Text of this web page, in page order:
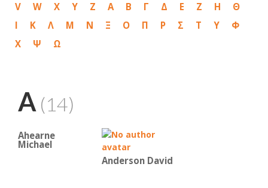
V
W X Y Z Α Β Γ Δ Ε Ζ Η
Θ
Ι
Κ Λ Μ Ν Ξ Ο Π Ρ Σ Τ Υ
Φ
Χ
Ψ Ω
A (14)
Ahearne
Michael
Anderson David